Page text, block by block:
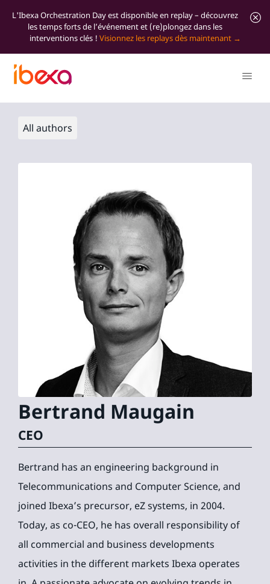
L'Ibexa Orchestration Day est disponible en replay – découvrez
les temps forts de l’événement et (re)plongez dans les
interventions clés ! Visionnez les replays dès maintenant
All authors
Bertrand Maugain
CEO
Bertrand has an engineering background in
Telecommunications and Computer Science, and
joined Ibexa’s precursor, eZ systems, in 2004.
Today, as co-CEO, he has overall responsibility of
all commercial and business developments
activities in the different markets Ibexa operates